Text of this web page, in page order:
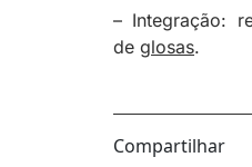
– Integração:
de glosas.
Compartilhar